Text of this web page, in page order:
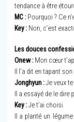
tendance à être
MC : Pourquoi ? Ce
Key : Non, c’est
Les douces
Onew : Mon cœur
Il l’a dit en tapant
Jonghyun :Je veux
Il a essayé de le
Key :Je t’ai choisi.
Il a planté un